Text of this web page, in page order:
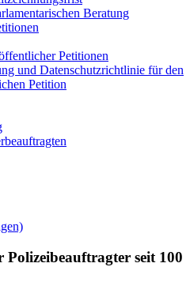
Beratung
Petitionen
und Datenschutzrichtlinie für den
Petition
seit 100